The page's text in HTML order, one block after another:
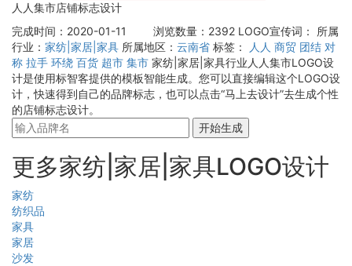
人人集市店铺标志设计
完成时间：2020-01-11
浏览数量：2392 LOGO宣传词：
所属
行业： 家纺|家居|家具 所属地区： 云南省 标签： 人人 商贸 团结 对
称 拉手 环绕 百货 超市 集市 家纺|家居|家具行业人人集市LOGO设
计是使用标智客提供的模板智能生成。您可以直接编辑这个LOGO设
计，快速得到自己的品牌标志，也可以点击“马上去设计”去生成个性
的店铺标志设计。
开始生成
更多家纺|家居|家具LOGO设计
家纺
纺织品
家具
家居
沙发